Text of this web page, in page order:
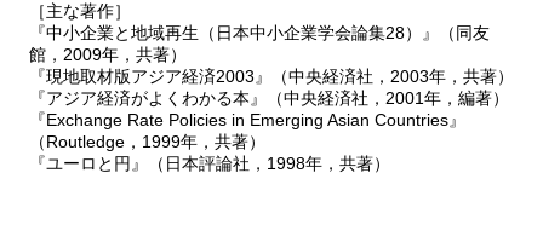
［主な著作］
『中小企業と地域再生（日本中小企業学会論集28）』（同友
館，2009年，共著）
『現地取材版アジア経済2003』（中央経済社，2003年，共著）
『アジア経済がよくわかる本』（中央経済社，2001年，編著）
『Exchange Rate Policies in Emerging Asian Countries』
（Routledge，1999年，共著）
『ユーロと円』（日本評論社，1998年，共著）